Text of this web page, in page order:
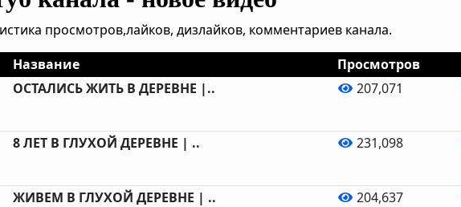
просмотров,лайков, дизлайков, комментариев канала.
Название Просмотров
ОСТАЛИСЬ ЖИТЬ В ДЕРЕВНЕ |.. 207,071
8 ЛЕТ В ГЛУХОЙ ДЕРЕВНЕ | .. 231,098
ЖИВЕМ В ГЛУХОЙ ДЕРЕВНЕ | .. 204,637